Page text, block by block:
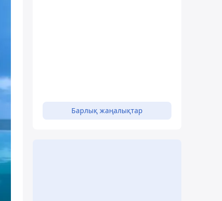
Барлық жаңалықтар